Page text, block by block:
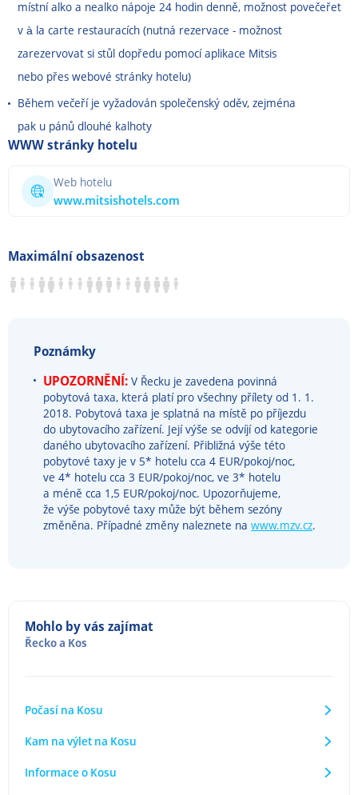
místní alko a nealko nápoje 24 hodin denně, možnost povečeřet
v à la carte restauracích (nutná rezervace - možnost
zarezervovat si stůl dopředu pomocí aplikace Mitsis
nebo přes webové stránky hotelu)
Během večeří je vyžadován společenský oděv, zejména
pak u pánů dlouhé kalhoty
WWW stránky hotelu
Web hotelu
www.mitsishotels.com
Maximální obsazenost
Poznámky
UPOZORNĚNÍ: V Řecku je zavedena povinná
pobytová taxa, která platí pro všechny přílety od 1. 1.
2018. Pobytová taxa je splatná na místě po příjezdu
do ubytovacího zařízení. Její výše se odvíjí od kategorie
daného ubytovacího zařízení. Přibližná výše této
pobytové taxy je v 5* hotelu cca 4 EUR/pokoj/noc,
ve 4* hotelu cca 3 EUR/pokoj/noc, ve 3* hotelu
a méně cca 1,5 EUR/pokoj/noc. Upozorňujeme,
že výše pobytové taxy může být během sezóny
změněna. Případné změny naleznete na www.mzv.cz.
Mohlo by vás zajímat
Řeckoa Kos
Počasí na Kosu
Kam na výlet na Kosu
Informace o Kosu